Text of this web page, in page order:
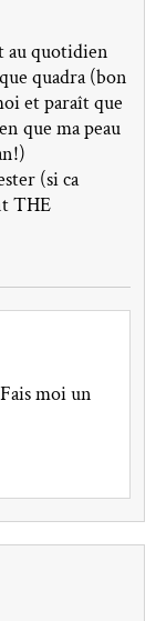
au quotidien
quadra (bon
et paraît que
que ma peau
(si ca
THE
moi un